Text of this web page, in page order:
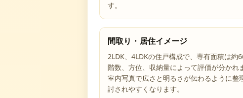
す。
間取り・居住イメージ
2LDK、4LDKの住戸構成で、専有面積は
階数、方位、収納量によって評価が分かれ
室内写真で広さと明るさが伝わるように
討されやすくなります。